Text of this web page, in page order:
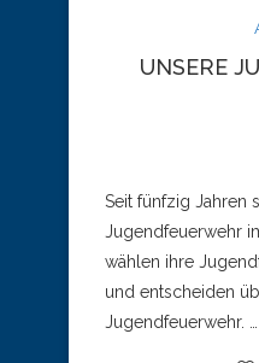
UNSERE
Seit fünfzig Jahren
Jugendfeuerwehr
wählen ihre
und entscheiden
Jugendfeuerwehr. …